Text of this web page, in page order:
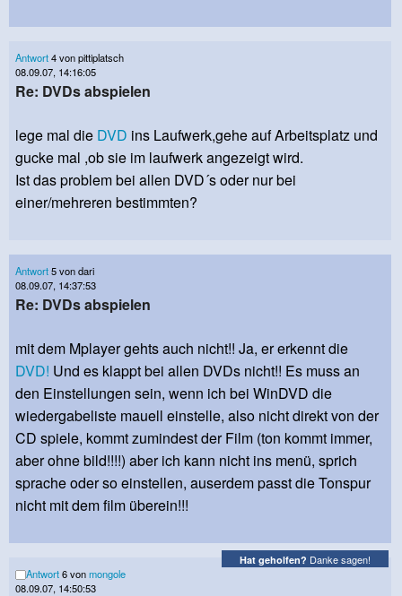
Antwort4 von pittiplatsch
08.09.07, 14:16:05
Re: DVDs abspielen
lege mal die DVD ins Laufwerk,gehe auf Arbeitsplatz und
gucke mal ,ob sie im laufwerk angezeigt wird.
Ist das problem bei allen DVD´s oder nur bei
einer/mehreren bestimmten?
Antwort5 von dari
08.09.07, 14:37:53
Re: DVDs abspielen
mit dem Mplayer gehts auch nicht!! Ja, er erkennt die
DVD! Und es klappt bei allen DVDs nicht!! Es muss an
den Einstellungen sein, wenn ich bei WinDVD die
wiedergabeliste mauell einstelle, also nicht direkt von der
CD spiele, kommt zumindest der Film (ton kommt immer,
aber ohne bild!!!!) aber ich kann nicht ins menü, sprich
sprache oder so einstellen, auserdem passt die Tonspur
nicht mit dem film überein!!!
Hat geholfen? Danke sagen!
Antwort6 vonmongole
08.09.07, 14:50:53